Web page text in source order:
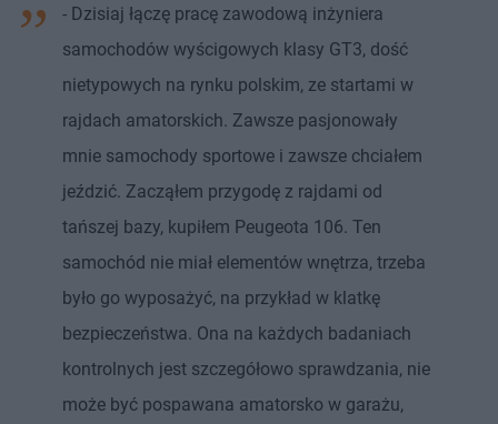
u
r
z
o
d
- Dzisiaj łączę pracę zawodową inżyniera
samochodów wyścigowych klasy GT3, dość
nietypowych na rynku polskim, ze startami w
rajdach amatorskich. Zawsze pasjonowały
mnie samochody sportowe i zawsze chciałem
jeździć. Zacząłem przygodę z rajdami od
tańszej bazy, kupiłem Peugeota 106. Ten
samochód nie miał elementów wnętrza, trzeba
było go wyposażyć, na przykład w klatkę
bezpieczeństwa. Ona na każdych badaniach
kontrolnych jest szczegółowo sprawdzania, nie
może być pospawana amatorsko w garażu,